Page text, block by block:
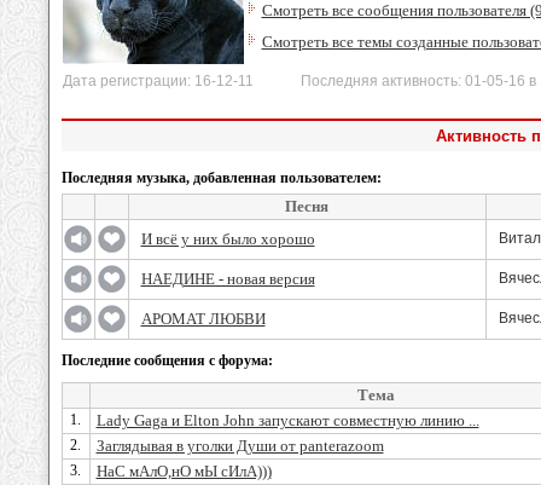
Смотреть все сообщения пользователя
Смотреть все темы созданные
Дата регистрации: 16-12-11 Последняя активность: 01-05-16 в
Активность
Последняя музыка, добавленная пользователем:
Песня
И всё у них было хорошо
НАЕДИНЕ - новая версия
АРОМАТ ЛЮБВИ
Последние сообщения с форума:
Тема
1. Lady Gaga и Elton John запускают совместную линию ...
2. Заглядывая в уголки Души от panterazoom
3. НаС мАлО,нО мЫ сИлА)))